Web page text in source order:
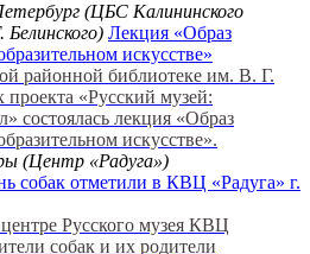
(ЦБС Калининского
Лекция «Образ
искусстве»
районной библиотеке им. В. Г.
проекта «Русский музей:
состоялась лекция «Образ
искусстве».
(Центр «Радуга»)
собак отметили в КВЦ «Радуга» г.
Русского музея КВЦ
собак и их родители